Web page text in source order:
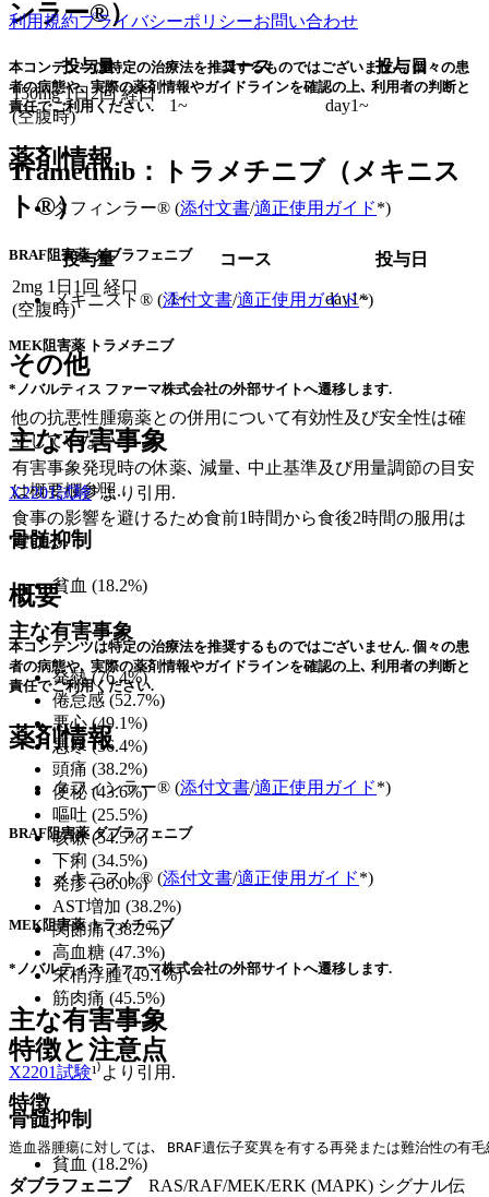
利用規約プライバシーポリシーお問い合わせ
本コンテンツは特定の治療法を推奨するものではございません. 個々の患
者の病態や､ 実際の薬剤情報やガイドラインを確認の上､ 利用者の判断と
責任でご利用ください.
薬剤情報
タフィンラー® (添付文書/適正使用ガイド*)
BRAF阻害薬 ダブラフェニブ
メキニスト® (添付文書/適正使用ガイド*)
MEK阻害薬 トラメチニブ
*ノバルティス ファーマ株式会社の外部サイトへ遷移します.
主な有害事象
X2201試験¹⁾より引用.
骨髄抑制
貧血 (18.2%)
主な有害事象
発熱 (76.4%)
倦怠感 (52.7%)
悪心 (49.1%)
悪寒 (56.4%)
頭痛 (38.2%)
便秘 (43.6%)
嘔吐 (25.5%)
咳嗽 (54.5%)
下痢 (34.5%)
発疹 (30.0%)
AST増加 (38.2%)
関節痛 (38.2%)
高血糖 (47.3%)
末梢浮腫 (49.1%)
筋肉痛 (45.5%)
特徴と注意点
特徴
造血器腫瘍に対しては､ BRAF遺伝子変異を有する再発または難治性の有
ダブラフェニブRAS/RAF/MEK/ERK (MAPK) シグナル伝
ンラー®）
投与量 コース
投与日
150mg 1日2回 経口
(空腹時)
1~ day1~
Trametinib：トラメチニブ（メキニス
ト®）
投与量 コース
投与日
2mg 1日1回 経口
(空腹時)
1~ day1~
その他
他の抗悪性腫瘍薬との併用について有効性及び安全性は確
立していない.
有害事象発現時の休薬､ 減量､ 中止基準及び用量調節の目安
は概要欄参照.
食事の影響を避けるため食前1時間から食後2時間の服用は
避ける.
概要
本コンテンツは特定の治療法を推奨するものではございません. 個々の患
者の病態や､ 実際の薬剤情報やガイドラインを確認の上､ 利用者の判断と
責任でご利用ください.
薬剤情報
タフィンラー® (添付文書/適正使用ガイド*)
BRAF阻害薬 ダブラフェニブ
メキニスト® (添付文書/適正使用ガイド*)
MEK阻害薬 トラメチニブ
*ノバルティス ファーマ株式会社の外部サイトへ遷移します.
主な有害事象
X2201試験¹⁾より引用.
骨髄抑制
貧血 (18.2%)